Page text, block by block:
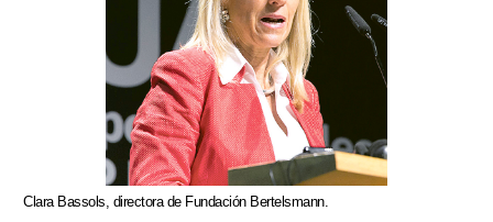
Clara Bassols, directora de Fundación Bertelsmann.